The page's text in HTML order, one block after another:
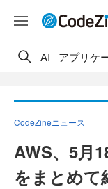
AI アプリケ
CodeZineニュース
AWS、5月
をまとめて